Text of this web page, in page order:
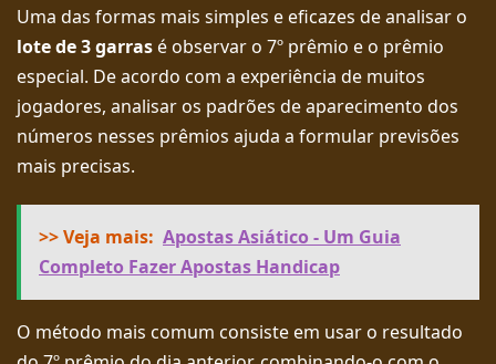
Uma das formas mais simples e eficazes de analisar o
lote de 3 garrasé observar o 7º prêmio e o prêmio
especial. De acordo com a experiência de muitos
jogadores, analisar os padrões de aparecimento dos
números nesses prêmios ajuda a formular previsões
mais precisas.
>> Veja mais: Apostas Asiático - Um Guia
Completo Fazer Apostas Handicap
O método mais comum consiste em usar o resultado